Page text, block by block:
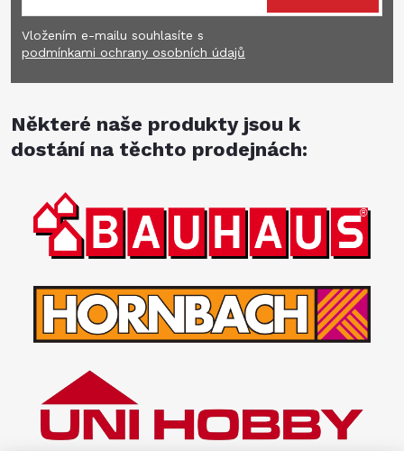
Vložením e-mailu souhlasíte s
podmínkami ochrany osobních údajů
Některé naše produkty jsou k
dostání na těchto prodejnách: